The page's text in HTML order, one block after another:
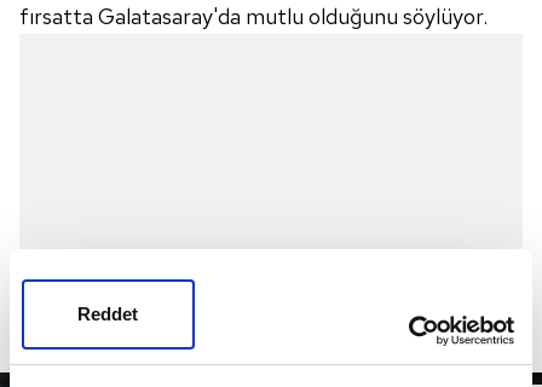
Reddet
fırsatta Galatasaray'da mutlu olduğunu söylüyor.